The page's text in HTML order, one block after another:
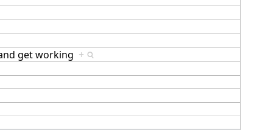
get working +